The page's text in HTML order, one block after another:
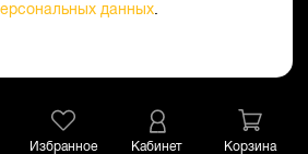
данных.
Избранное Кабинет Корзина